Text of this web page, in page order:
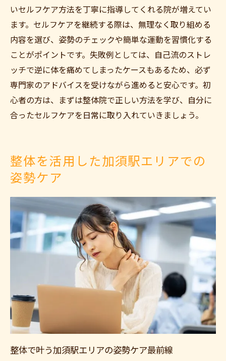
いセルフケア方法を丁寧に指導してくれる院が増えてい
ます。セルフケアを継続する際は、無理なく取り組める
内容を選び、姿勢のチェックや簡単な運動を習慣化する
ことがポイントです。失敗例としては、自己流のストレ
ッチで逆に体を痛めてしまったケースもあるため、必ず
専門家のアドバイスを受けながら進めると安心です。初
心者の方は、まずは整体院で正しい方法を学び、自分に
合ったセルフケアを日常に取り入れていきましょう。
整体を活用した加須駅エリアでの
姿勢ケア
整体で叶う加須駅エリアの姿勢ケア最前線